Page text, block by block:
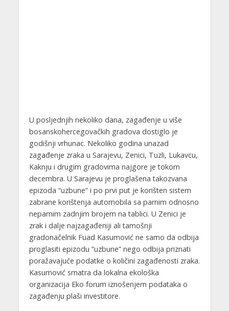
U posljednjih nekoliko dana, zagađenje u više
bosanskohercegovačkih gradova dostiglo je
godišnji vrhunac. Nekoliko godina unazad
zagađenje zraka u Sarajevu, Zenici, Tuzli, Lukavcu,
Kaknju i drugim gradovima najgore je tokom
decembra. U Sarajevu je proglašena takozvana
epizoda “uzbune” i po prvi put je korišten sistem
zabrane korištenja automobila sa parnim odnosno
neparnim zadnjim brojem na tablici. U Zenici je
zrak i dalje najzagađeniji ali tamošnji
gradonačelnik Fuad Kasumović ne samo da odbija
proglasiti epizodu “uzbune” nego odbija priznati
poražavajuće podatke o količini zagađenosti zraka.
Kasumović smatra da lokalna ekološka
organizacija Eko forum iznošenjem podataka o
zagađenju plaši investitore.